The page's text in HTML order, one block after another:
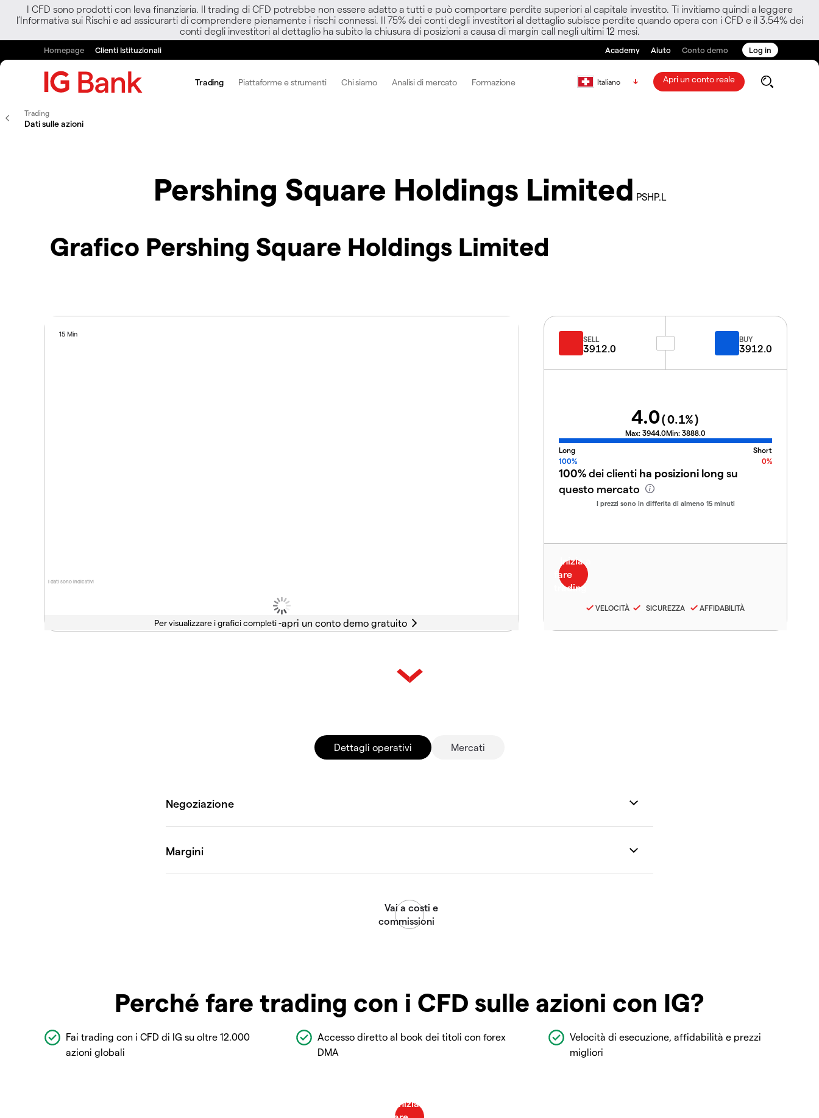
I CFD sono prodotti con leva finanziaria. Il trading di CFD potrebbe non essere adatto a tutti e può comportare perdite superiori al capitale investito. Ti invitiamo quindi a leggere
l’Informativa sui Rischi e ad assicurarti di comprendere pienamente i rischi connessi. Il 75% dei conti degli investitori al dettaglio subisce perdite quando opera con i CFD e il 3.54% dei
conti degli investitori al dettaglio ha subito la chiusura di posizioni a causa di margin call negli ultimi 12 mesi.
Homepage Clienti Istituzionali Academy Aiuto Conto demo Log in
Trading Piattaforme e strumenti Chi siamo Analisi di mercato Formazione Italiano Apri un conto reale
Trading
Dati sulle azioni
Pershing Square Holdings Limited PSHP.L
Grafico Pershing Square Holdings Limited
I dati sono indicativi
15 Min
Per visualizzare i grafici completi -
SELL
3912.0
BUY
3912.0
4.0(0.1%)
Max: 3944.0Min: 3888.0
Long
Short
100%
0%
100%dei clienti ha posizioni long su
questo mercato
I prezzi sono in differita di almeno 15 minuti
VELOCITÀ SICUREZZA AFFIDABILITÀ
Dettagli operativi Mercati
Perché fare trading con i CFD sulle azioni con IG?
Fai trading con i CFD di IG su oltre 12.000
azioni globali
Accesso diretto al book dei titoli con forex
DMA
Velocità di esecuzione, affidabilità e prezzi
migliori